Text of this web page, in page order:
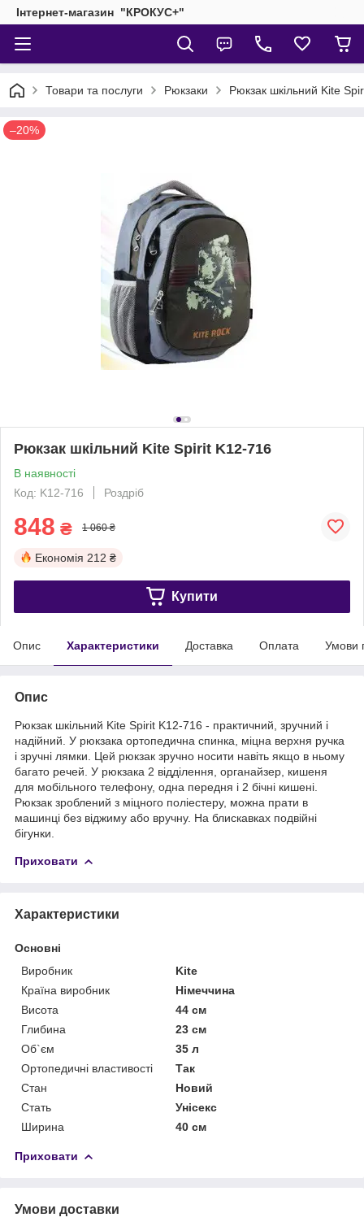
Інтернет-магазин "КРОКУС+"
Товари та послуги Рюкзаки Рюкзак шкільний Kite
–20%
Рюкзак шкільний Kite Spirit K12-716
В наявності
Код: K12-716
Роздріб
848 ₴ 1 060 ₴
Економія 212 ₴
Купити
Опис Характеристики Доставка Оплата Умови
Опис
Рюкзак шкільний Kite Spirit K12-716 - практичний, зручний і
надійний. У рюкзака ортопедична спинка, міцна верхня ручка
і зручні лямки. Цей рюкзак зручно носити навіть якщо в ньому
багато речей. У рюкзака 2 відділення, органайзер, кишеня
для мобільного телефону, одна передня і 2 бічні кишені.
Рюкзак зроблений з міцного поліестеру, можна прати в
машинці без віджиму або вручну. На блискавках подвійні
бігунки.
Приховати
Характеристики
Основні
Виробник
Kite
Країна виробник
Німеччина
Висота
44 см
Глибина
23 см
Об`єм
35 л
Ортопедичні властивості
Так
Стан
Новий
Стать
Унісекс
Ширина
40 см
Приховати
Умови доставки